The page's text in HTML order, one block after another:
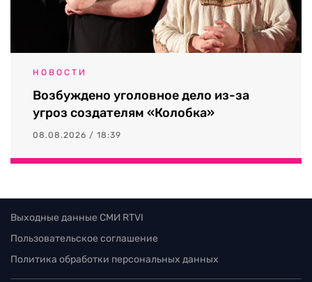
НОВОСТИ
Возбуждено уголовное дело из-за
угроз создателям «Колобка»
08.08.2026 / 18:39
Выходные данные СМИ RTVI
Пользовательское соглашение
Политика обработки персональных данных